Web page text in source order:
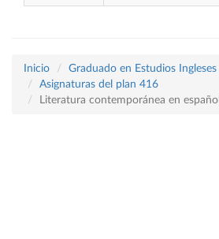
Inicio
Graduado en Estudios Ingleses
Asignaturas del plan 416
Literatura contemporánea en español